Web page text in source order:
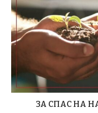
ЗА СПАС НА